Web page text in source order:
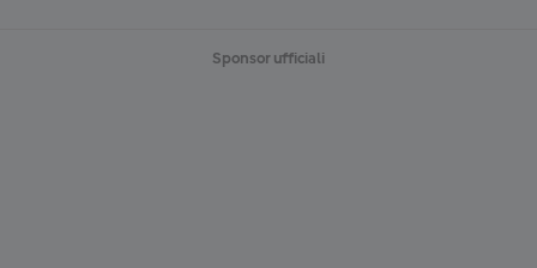
Sponsor ufficiali